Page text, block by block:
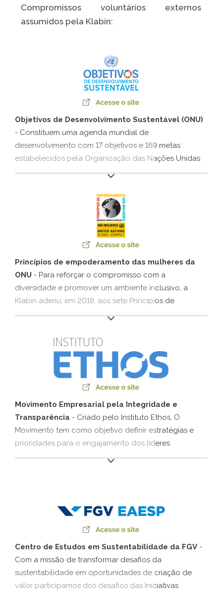
Compromissos voluntários externos
assumidos pela Klabin:
Objetivos de Desenvolvimento Sustentável (ONU)
- Constituem uma agenda mundial de
desenvolvimento com 17 objetivos e 169 metas
estabelecidos pela Organização das Nações Unidas
(ONU) para governos, sociedade civil e setor privado.
Princípios de empoderamento das mulheres da
ONU - Para reforçar o compromisso com a
diversidade e promover um ambiente inclusivo, a
Klabin aderiu, em 2018, aos sete Princípios de
Empoderamento das Mulheres (WEPS, na sigla em
Unidas pela Igualdade de Gêneros (ONU Mulheres)
orienta as empresas no empoderamento das
mulheres dentro da organização, da cadeia de
valores e nas comunidades.
Movimento Empresarial pela Integridade e
Transparência - Criado pelo Instituto Ethos, O
Movimento tem como objetivo definir estratégias e
prioridades para o engajamento dos líderes
empresariais na agenda da integridade, com foco
Centro de Estudos em Sustentabilidade da FGV -
Com a missão de transformar desafios da
sustentabilidade em oportunidades de criação de
valor participamos dos desafios das Iniciativas